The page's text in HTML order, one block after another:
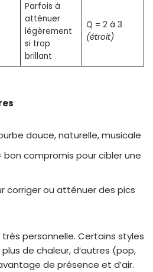
Parfois à
atténuer
légèrement
si trop
brillant
Q = 2 à 3
(étroit)
douce, naturelle, musicale
bon compromis pour cibler une
corriger ou atténuer des pics
personnelle. Certains styles
de chaleur, d’autres (pop,
de présence et d’air.